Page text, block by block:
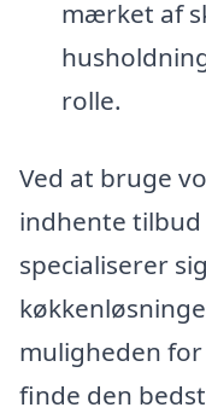
mærket af
rolle.
Ved at bruge
indhente
specialiserer
muligheden
finde den